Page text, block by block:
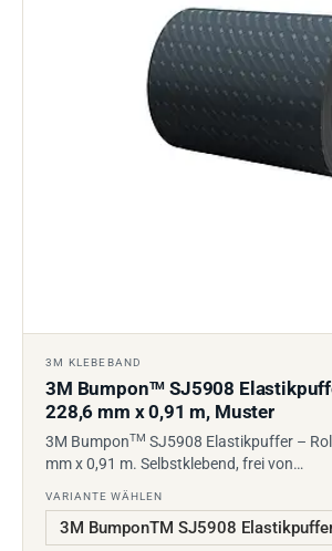
3M KLEBEBAND
3M BumponTM SJ5908
228,6 mm x 0,91 m, Muster
3M BumponTM SJ5908 Elastikpuffer –
mm x 0,91 m. Selbstklebend, frei von…
VARIANTE WÄHLEN